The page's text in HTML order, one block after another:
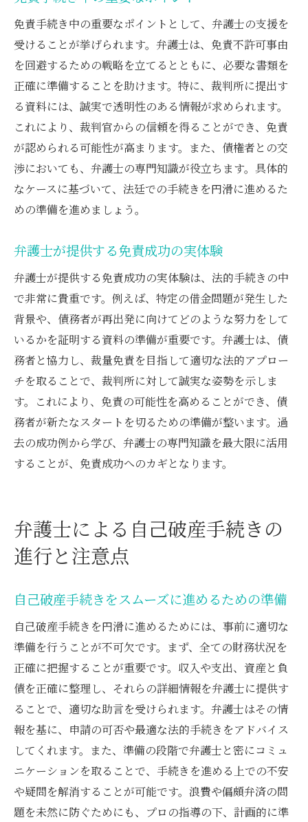
免責手続き中の重要なポイントとして、弁護士の支援を
受けることが挙げられます。弁護士は、免責不許可事由
を回避するための戦略を立てるとともに、必要な書類を
正確に準備することを助けます。特に、裁判所に提出す
る資料には、誠実で透明性のある情報が求められます。
これにより、裁判官からの信頼を得ることができ、免責
が認められる可能性が高まります。また、債権者との交
渉においても、弁護士の専門知識が役立ちます。具体的
なケースに基づいて、法廷での手続きを円滑に進めるた
めの準備を進めましょう。
弁護士が提供する免責成功の実体験
弁護士が提供する免責成功の実体験は、法的手続きの中
で非常に貴重です。例えば、特定の借金問題が発生した
背景や、債務者が再出発に向けてどのような努力をして
いるかを証明する資料の準備が重要です。弁護士は、債
務者と協力し、裁量免責を目指して適切な法的アプロー
チを取ることで、裁判所に対して誠実な姿勢を示しま
す。これにより、免責の可能性を高めることができ、債
務者が新たなスタートを切るための準備が整います。過
去の成功例から学び、弁護士の専門知識を最大限に活用
することが、免責成功へのカギとなります。
弁護士による自己破産手続きの
進行と注意点
自己破産手続きをスムーズに進めるための準備
自己破産手続きを円滑に進めるためには、事前に適切な
準備を行うことが不可欠です。まず、全ての財務状況を
正確に把握することが重要です。収入や支出、資産と負
債を正確に整理し、それらの詳細情報を弁護士に提供す
ることで、適切な助言を受けられます。弁護士はその情
報を基に、申請の可否や最適な法的手続きをアドバイス
してくれます。また、準備の段階で弁護士と密にコミュ
ニケーションを取ることで、手続きを進める上での不安
や疑問を解消することが可能です。浪費や偏頗弁済の問
題を未然に防ぐためにも、プロの指導の下、計画的に準